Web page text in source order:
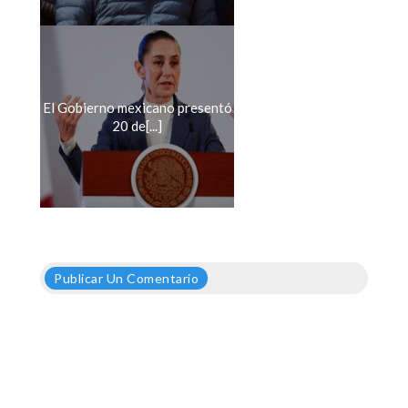
El Gobierno mexicano presentó
20 de[...]
Publicar Un Comentario